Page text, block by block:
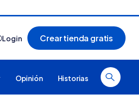
Login Crear tienda gratis
Opinión Historias